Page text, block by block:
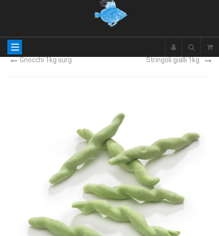
Gnocchi 1kg surg Stringoli gialli 1kg